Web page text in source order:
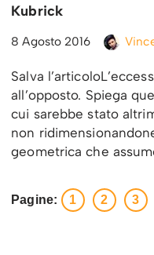
Kubrick
8 Agosto 2016
Salva
all’opposto. Spiega
cui sarebbe stato
non
geometrica che
Pagine: 1 2 3